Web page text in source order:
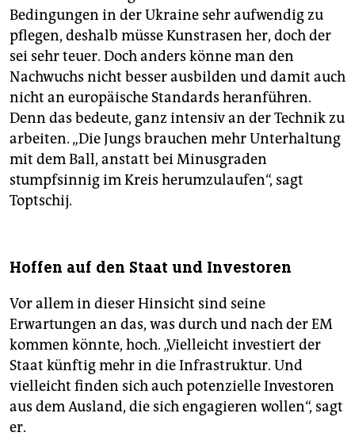
Bedingungen in der Ukraine sehr aufwendig zu
pflegen, deshalb müsse Kunstrasen her, doch der
sei sehr teuer. Doch anders könne man den
Nachwuchs nicht besser ausbilden und damit auch
nicht an europäische Standards heranführen.
Denn das bedeute, ganz intensiv an der Technik zu
arbeiten. „Die Jungs brauchen mehr Unterhaltung
mit dem Ball, anstatt bei Minusgraden
stumpfsinnig im Kreis herumzulaufen“, sagt
Toptschij.
Hoffen auf den Staat und Investoren
Vor allem in dieser Hinsicht sind seine
Erwartungen an das, was durch und nach der EM
kommen könnte, hoch. „Vielleicht investiert der
Staat künftig mehr in die Infrastruktur. Und
vielleicht finden sich auch potenzielle Investoren
aus dem Ausland, die sich engagieren wollen“, sagt
er.